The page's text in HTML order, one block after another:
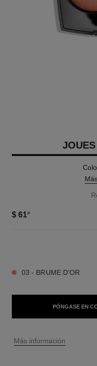
$ 61*
03 - BRUME D'OR
PÓNGASE EN
↩
Más información